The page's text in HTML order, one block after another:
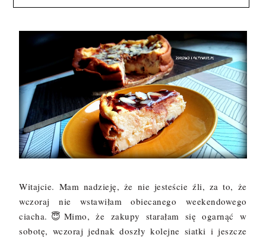
Witajcie. Mam nadzieję, że nie jesteście źli, za to, że
wczoraj nie wstawiłam obiecanego weekendowego
ciacha.😇Mimo, że zakupy starałam się ogarnąć w
sobotę, wczoraj jednak doszły kolejne siatki i jeszcze